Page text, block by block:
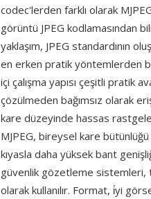
codec'lerden farklı olarak
görüntü JPEG kodlamasından
yaklaşım, JPEG standardının
en erken pratik yöntemlerden
içi çalışma yapısı çeşitli pratik
çözülmeden bağımsız olarak
kare düzeyinde hassas
MJPEG, bireysel kare
kıyasla daha yüksek bant
güvenlik gözetleme sistemleri,
olarak kullanılır. Format, i̇yi